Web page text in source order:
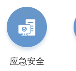

应急安全